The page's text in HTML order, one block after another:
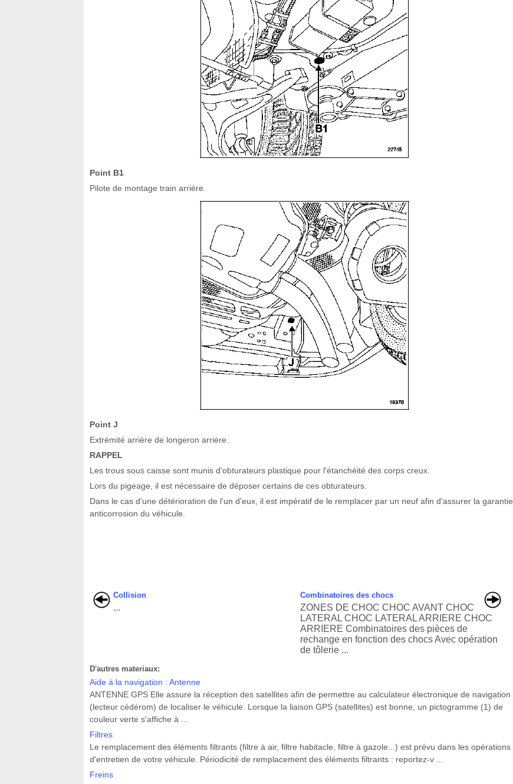
Point B1
Pilote de montage train arrière.
Point J
Extrémité arrière de longeron arrière.
RAPPEL
Les trous sous caisse sont munis d'obturateurs plastique pour l'étanchéité des corps creux.
Lors du pigeage, il est nécessaire de déposer certains de ces obturateurs.
Dans le cas d'une détérioration de l'un d'eux, il est impératif de le remplacer par un neuf afin d'assurer la garantie
anticorrosion du véhicule.
Collision
...
Combinatoires des chocs
ZONES DE CHOC CHOC AVANT CHOC
LATERAL CHOC LATERAL ARRIERE CHOC
ARRIERE Combinatoires des pièces de
rechange en fonction des chocs Avec opération
de tôlerie ...
D'autres materiaux:
Aide à la navigation : Antenne
ANTENNE GPS Elle assure la réception des satellites afin de permettre au calculateur électronique de navigation
(lecteur cédérom) de localiser le véhicule. Lorsque la liaison GPS (satellites) est bonne, un pictogramme (1) de
couleur verte s'affiche à ...
Filtres
Le remplacement des éléments filtrants (filtre à air, filtre habitacle, filtre à gazole...) est prévu dans les opérations
d'entretien de votre véhicule. Périodicité de remplacement des éléments filtrants : reportez-v ...
Freins